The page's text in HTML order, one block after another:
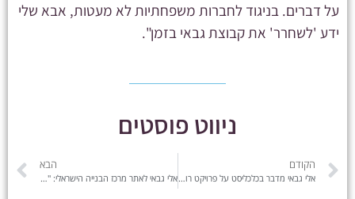
על דברים. בניגוד לחברות משפחתיות לא מעטות, אבא שלי
ידע 'לשחרר' את קבוצת גבאי בזמן".
ניווט פוסטים
הקודם
אלי גבאי מדבר בכלכליסט על פרויקט רובע המייסדים הייחודי
הבא
אלי גבאי לאתר מרכז הבנייה הישראלי: "האסטרטגיה – רכישת פרויקטים של התחדשות עירונית ולא קרקעות"